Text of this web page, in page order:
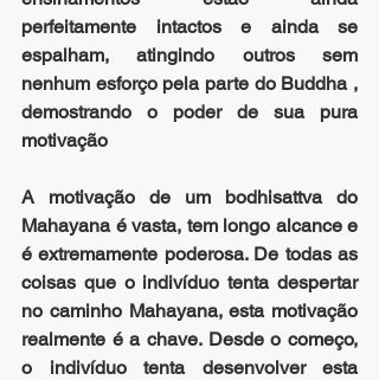
perfeitamente intactos e ainda se
espalham, atingindo outros sem
nenhum esforço pela parte do Buddha ,
demostrando o poder de sua pura
motivação
A motivação de um bodhisattva do
Mahayana é vasta, tem longo alcance e
é extremamente poderosa. De todas as
coisas que o indivíduo tenta despertar
no caminho Mahayana, esta motivação
realmente é a chave. Desde o começo,
o indivíduo tenta desenvolver esta